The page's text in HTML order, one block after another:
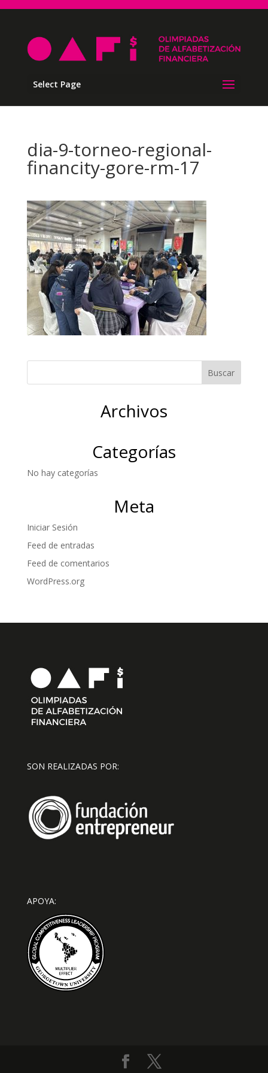
Select Page
dia-9-torneo-regional-
financity-gore-rm-17
Archivos
Categorías
No hay categorías
Meta
Iniciar Sesión
Feed de entradas
Feed de comentarios
WordPress.org
SON REALIZADAS POR:
APOYA: